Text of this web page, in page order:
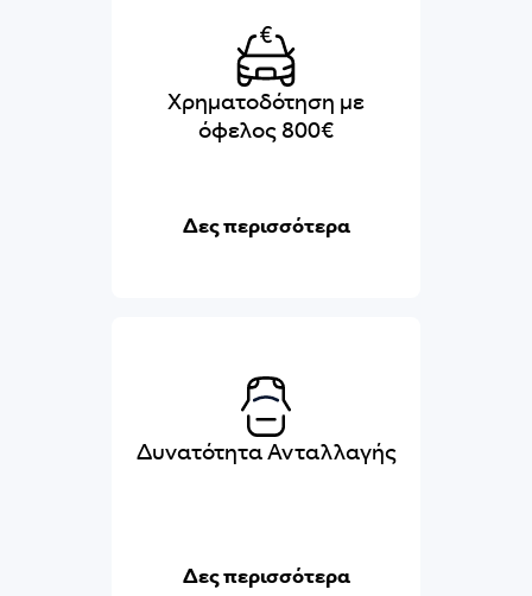
Χρηματοδότηση με
όφελος 800€
Δες περισσότερα
Δυνατότητα Ανταλλαγής
Δες περισσότερα